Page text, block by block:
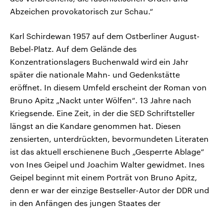
Abzeichen provokatorisch zur Schau.“
Karl Schirdewan 1957 auf dem Ostberliner August-
Bebel-Platz. Auf dem Gelände des
Konzentrationslagers Buchenwald wird ein Jahr
später die nationale Mahn- und Gedenkstätte
eröffnet. In diesem Umfeld erscheint der Roman von
Bruno Apitz „Nackt unter Wölfen“. 13 Jahre nach
Kriegsende. Eine Zeit, in der die SED Schriftsteller
längst an die Kandare genommen hat. Diesen
zensierten, unterdrückten, bevormundeten Literaten
ist das aktuell erschienene Buch „Gesperrte Ablage“
von Ines Geipel und Joachim Walter gewidmet. Ines
Geipel beginnt mit einem Porträt von Bruno Apitz,
denn er war der einzige Bestseller-Autor der DDR und
in den Anfängen des jungen Staates der